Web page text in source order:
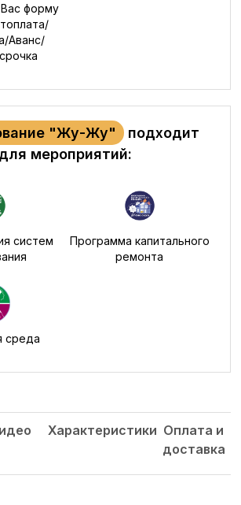
форму
Аванс/
"Жу-Жу"
подходит
для мероприятий:
систем
Программа капитального
ремонта
среда
Характеристики Оплата и
доставка